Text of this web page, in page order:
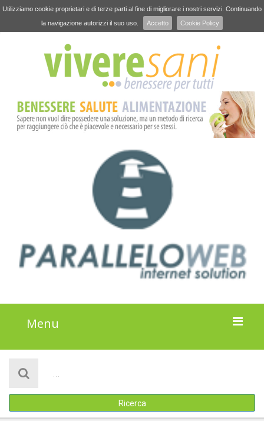
Utilizziamo cookie proprietari e di terze parti al fine di migliorare i nostri servizi. Continuando
la navigazione autorizzi il suo uso.
Accetto Cookie Policy
Menu
ATTIVITÀ
Ricerca